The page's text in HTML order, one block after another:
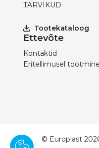
TARVIKUD
Tootekataloog
Ettevõte
Kontaktid
Eritellimusel tootmine
© Europlast